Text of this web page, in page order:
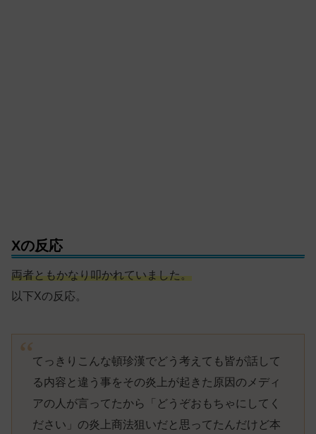
Xの反応
両者ともかなり叩かれていました。
以下Xの反応。
てっきりこんな頓珍漢でどう考えても皆が話して
る内容と違う事をその炎上が起きた原因のメディ
アの人が言ってたから「どうぞおもちゃにしてく
ださい」の炎上商法狙いだと思ってたんだけど本